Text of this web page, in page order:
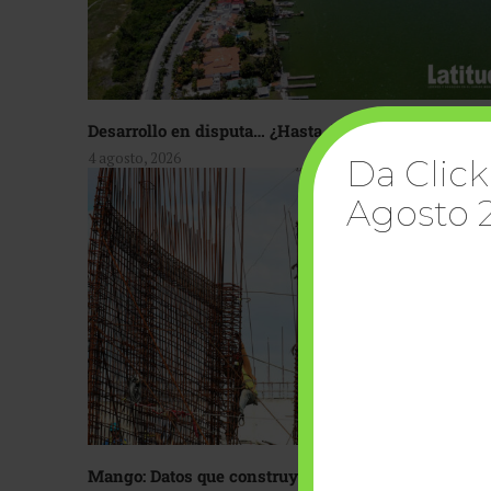
Desarrollo en disputa… ¿Hasta dónde crecer?
4 agosto, 2026
Mango: Datos que construyen confianza
Da
Agosto